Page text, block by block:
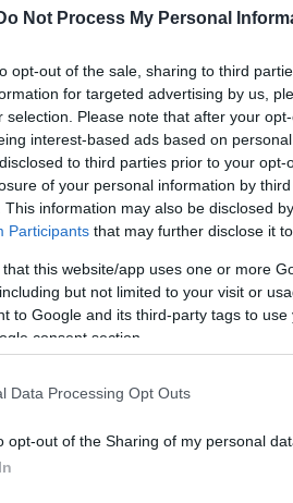
Not Process My Personal
opt-out of the sale, sharing to third
for targeted advertising by us,
selection. Please note that after your
interest-based ads based on
to third parties prior to your
of your personal information by
This information may also be disclosed
Participants that may further disclose it
that this website/app uses one or more
but not limited to your visit or
to Google and its third-party tags to
consent section.
Data Processing Opt Outs
opt-out of the Sharing of my personal
be, ezzel együtt
Stohl András
a nyomvonalon vágott bele